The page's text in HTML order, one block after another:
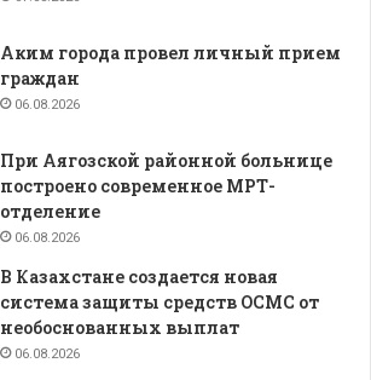
Аким города провел личный прием
граждан
06.08.2026
При Аягозской районной больнице
построено современное МРТ-
отделение
06.08.2026
В Казахстане создается новая
система защиты средств ОСМС от
необоснованных выплат
06.08.2026